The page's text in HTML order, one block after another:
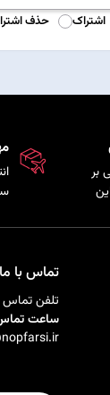
اشتراک
حذف
بر
این
را
تماس با ما
تلفن تماس :
ساعت تماس: